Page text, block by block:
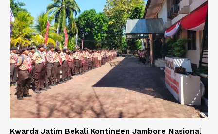
Kwarda Jatim Bekali Kontingen Jambore Nasional